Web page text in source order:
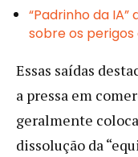
“Padrinho da
sobre os
Essas saídas
a pressa em
geralmente
dissolução da